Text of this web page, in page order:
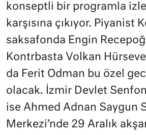
konseptli bir programla
karşısına çıkıyor. Piyanist
saksafonda Engin
Kontrbasta Volkan
da Ferit Odman bu özel
olacak. İzmir Devlet
ise Ahmed Adnan Saygun
Merkezi’nde 29 Aralık